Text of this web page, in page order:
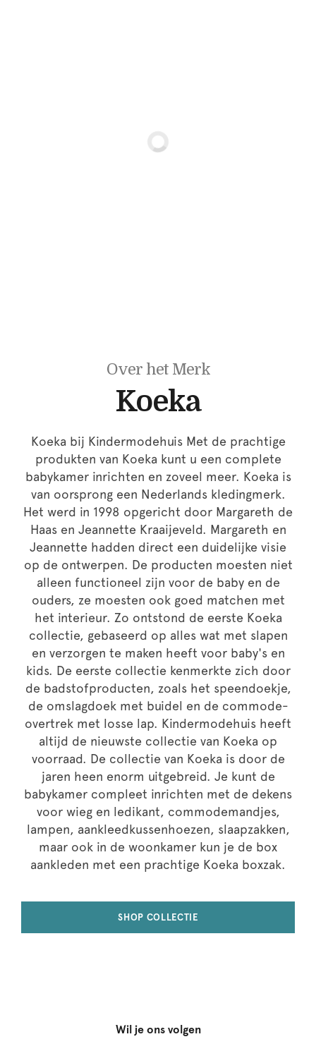
Over het Merk
Koeka
Koeka bij Kindermodehuis Met de prachtige
produkten van Koeka kunt u een complete
babykamer inrichten en zoveel meer. Koeka is
van oorsprong een Nederlands kledingmerk.
Het werd in 1998 opgericht door Margareth de
Haas en Jeannette Kraaijeveld. Margareth en
Jeannette hadden direct een duidelijke visie
op de ontwerpen. De producten moesten niet
alleen functioneel zijn voor de baby en de
ouders, ze moesten ook goed matchen met
het interieur. Zo ontstond de eerste Koeka
collectie, gebaseerd op alles wat met slapen
en verzorgen te maken heeft voor baby's en
kids. De eerste collectie kenmerkte zich door
de badstofproducten, zoals het speendoekje,
de omslagdoek met buidel en de commode-
overtrek met losse lap. Kindermodehuis heeft
altijd de nieuwste collectie van Koeka op
voorraad. De collectie van Koeka is door de
jaren heen enorm uitgebreid. Je kunt de
babykamer compleet inrichten met de dekens
voor wieg en ledikant, commodemandjes,
lampen, aankleedkussenhoezen, slaapzakken,
maar ook in de woonkamer kun je de box
aankleden met een prachtige Koeka boxzak.
SHOP COLLECTIE
Wil je ons volgen